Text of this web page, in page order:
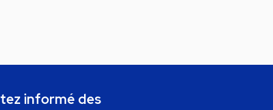
informé des